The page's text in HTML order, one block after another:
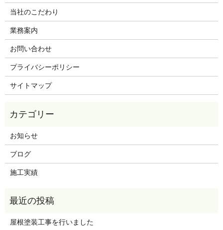
当社のこだわり
業務案内
お問い合わせ
プライバシーポリシー
サイトマップ
お知らせ
ブログ
施工実績
屋根塗装工事を行いました